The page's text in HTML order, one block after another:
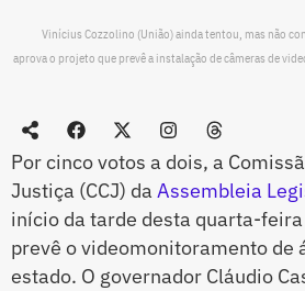
Vinícius Cozzolino (União) ainda tentou, mas não
aprova o projeto que prevê a instalação de câmeras de
Por cinco votos a dois, a
Justiça (CCJ) da Assembleia
início da tarde desta quarta-
prevê o videomonitoramento de
estado. O governador Cláudio